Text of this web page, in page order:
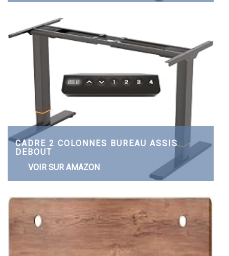
CADRE 2 COLONNES BUREAU ASSIS
DEBOUT
VOIR SUR AMAZON